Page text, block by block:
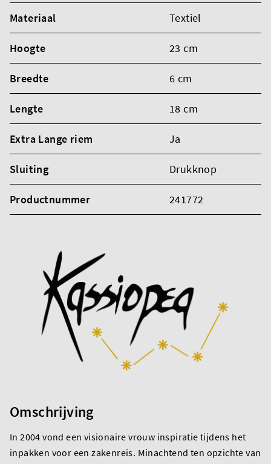
Materiaal Textiel
Hoogte 23 cm
Breedte 6 cm
Lengte 18 cm
Extra Lange riem Ja
Sluiting Drukknop
Productnummer 241772
Omschrijving
In 2004 vond een visionaire vrouw inspiratie tijdens het
inpakken voor een zakenreis. Minachtend ten opzichte van